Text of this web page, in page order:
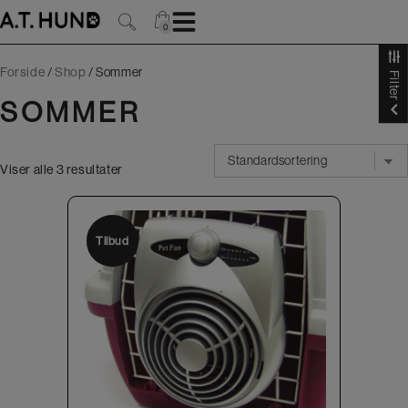
til
indholdet
0
0
Forside/Shop /Sommer
SOMMER
Viser alle 3 resultater
Tilbud
Tilbud
Filter